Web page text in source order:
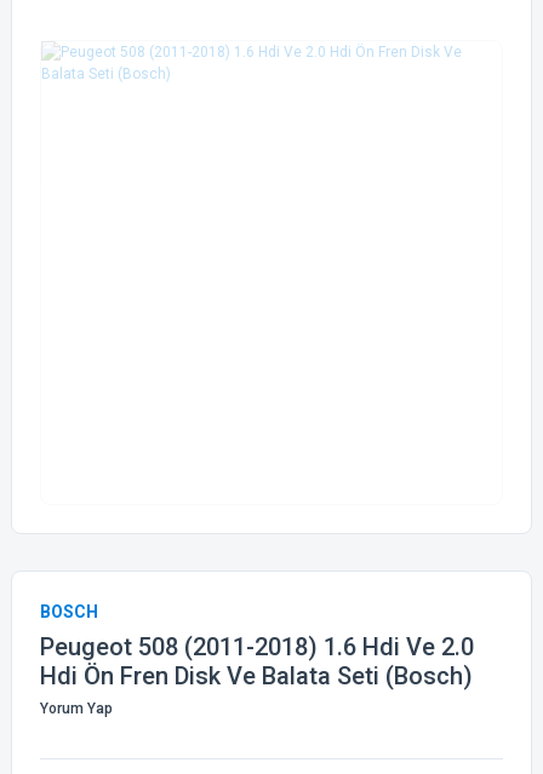
BOSCH
Peugeot 508 (2011-2018) 1.6 Hdi Ve 2.0
Hdi Ön Fren Disk Ve Balata Seti (Bosch)
Yorum Yap